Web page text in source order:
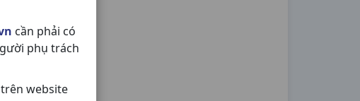
cần phải có
phụ trách
website